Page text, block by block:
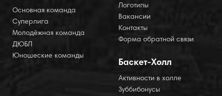
Основная команда
Суперлига
Молодёжная команда
ДЮБЛ
Юношеские команды
Логотипы
Вакансии
Контакты
Форма обратной связи
Баскет-Холл
Активности в холле
Зуббибонусы